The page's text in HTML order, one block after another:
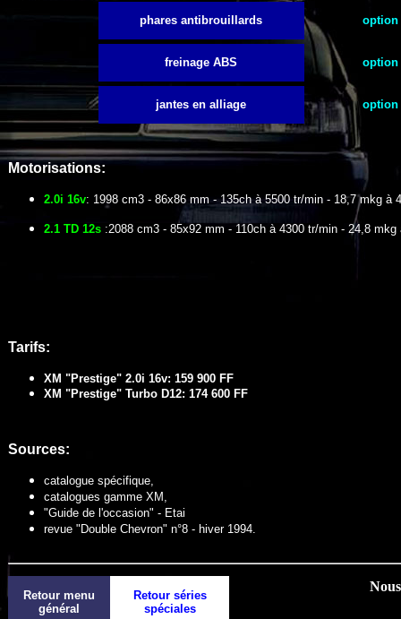
phares antibrouillards option
freinage ABS option
jantes en alliage option
Motorisations:
2.0i 16v: 1998 cm3 - 86x86 mm - 135ch à 5500 tr/min - 18,7 mkg
2.1 TD 12s :2088 cm3 - 85x92 mm - 110ch à 4300 tr/min - 24,8
Tarifs:
XM "Prestige" 2.0i 16v: 159 900 FF
XM "Prestige" Turbo D12: 174 600 FF
Sources:
catalogue spécifique,
catalogues gamme XM,
"Guide de l'occasion" - Etai
revue "Double Chevron" n°8 - hiver 1994.
Retour menu
général
Retour séries
spéciales